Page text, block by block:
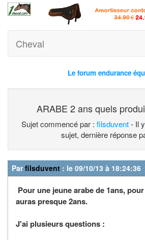
Cheval
Le forum endurance
ARABE 2 ans quels
Sujet commencé par : filsduvent- Il
sujet, dernière réponse
Parfilsduvent : le 09/10/13 à 18:24:36
Pour une jeune arabe de 1ans,
auras presque 2ans.
J'ai plusieurs questions :